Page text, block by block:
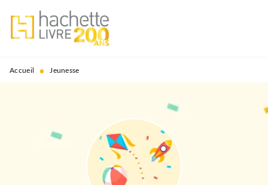
MENU RECHERCHE
PIED DE PAGE
Accueil • Jeunesse